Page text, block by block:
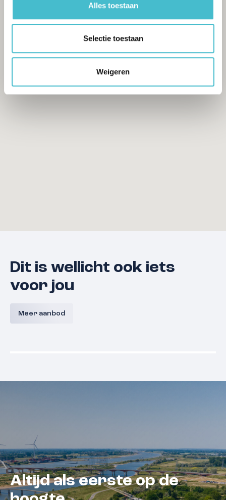
Alles toestaan
Selectie toestaan
Weigeren
Dit is wellicht ook iets
voor jou
Meer aanbod
Bouwnummer 9 A,
Altijd als eerste op de